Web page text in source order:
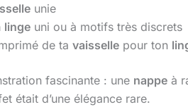
unie
linge uni ou à motifs très discrets
de ta vaisselle pour ton
fascinante : une nappe à
était d’une élégance rare.